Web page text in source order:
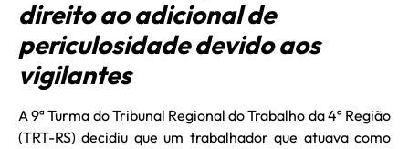
direito ao adicional de
periculosidade devido aos
vigilantes
A 9ª Turma do Tribunal Regional do Trabalho da 4ª Região
(TRT-RS) decidiu que um trabalhador que atuava como